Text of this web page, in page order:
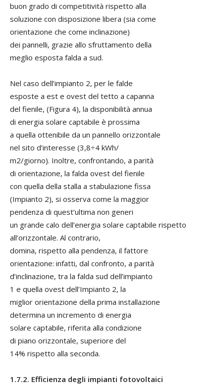
buon grado di competitività rispetto alla
soluzione con disposizione libera (sia come
orientazione che come inclinazione)
dei pannelli, grazie allo sfruttamento della
meglio esposta falda a sud.
Nel caso dell’impianto 2, per le falde
esposte a est e ovest del tetto a capanna
del fienile, (Figura 4), la disponibilità annua
di energia solare captabile è prossima
a quella ottenibile da un pannello orizzontale
nel sito d’interesse (3,8÷4 kWh/
m2/giorno). Inoltre, confrontando, a parità
di orientazione, la falda ovest del fienile
con quella della stalla a stabulazione fissa
(Impianto 2), si osserva come la maggior
pendenza di quest’ultima non generi
un grande calo dell’energia solare captabile rispetto
all’orizzontale. Al contrario,
domina, rispetto alla pendenza, il fattore
orientazione: infatti, dal confronto, a parità
d’inclinazione, tra la falda sud dell’impianto
1 e quella ovest dell’Impianto 2, la
miglior orientazione della prima installazione
determina un incremento di energia
solare captabile, riferita alla condizione
di piano orizzontale, superiore del
14% rispetto alla seconda.
1.7.2. Efficienza degli impianti fotovoltaici